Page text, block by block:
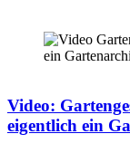
Video:
eigentlich ein